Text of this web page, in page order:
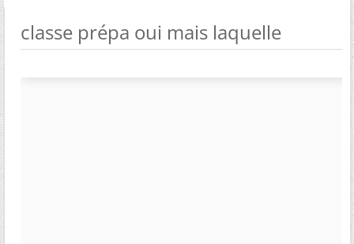
classe prépa oui mais laquelle